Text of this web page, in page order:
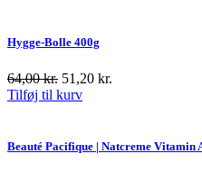
Hygge-Bolle 400g
64,00kr. 51,20 kr.
Tilføj til kurv
Beauté Pacifique | Natcreme Vitamin